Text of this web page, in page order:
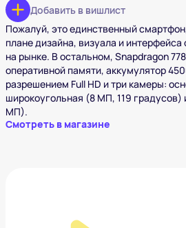
Добавить в вишлист
Пожалуй, это единственный
плане дизайна, визуала и
на рынке. В остальном, Snapdragon
оперативной памяти, аккумулятор
разрешением Full HD и три камеры:
широкоугольная (8 МП, 119 градусов)
МП).
Смотреть в магазине